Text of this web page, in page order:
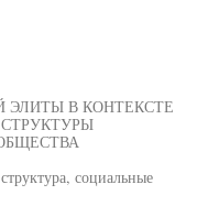
В КОНТЕКСТЕ
социальные